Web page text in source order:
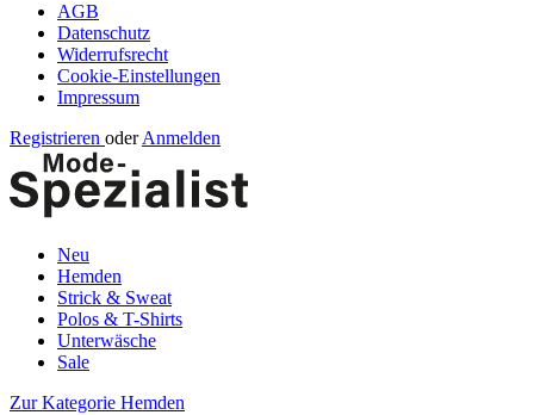
AGB
Datenschutz
Widerrufsrecht
Cookie-Einstellungen
Impressum
Registrieren oder Anmelden
Neu
Hemden
Strick & Sweat
Polos & T-Shirts
Unterwäsche
Sale
Zur Kategorie Hemden